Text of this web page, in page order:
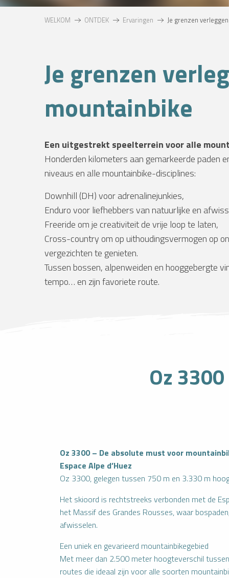
WELKOM ONTDEK Ervaringen Je grenzen
Je grenzen
mountainbike
Een uitgestrekt speelterrein voor alle
Honderden kilometers aan gemarkeerde paden
niveaus en alle mountainbike-disciplines:
Downhill (DH) voor adrenalinejunkies,
Enduro voor liefhebbers van natuurlijke en
Freeride om je creativiteit de vrije loop te laten,
Cross-country om op uithoudingsvermogen op
vergezichten te genieten.
Tussen bossen, alpenweiden en hooggebergte
tempo… en zijn favoriete route.
Oz
Oz 3300 – De absolute must voor
Espace Alpe d’Huez
Oz 3300, gelegen tussen 750 m en 3.330 m
Het skioord is rechtstreeks verbonden met de
het Massif des Grandes Rousses, waar
afwisselen.
Een uniek en gevarieerd mountainbikegebied
Met meer dan 2.500 meter hoogteverschil
routes die ideaal zijn voor alle soorten